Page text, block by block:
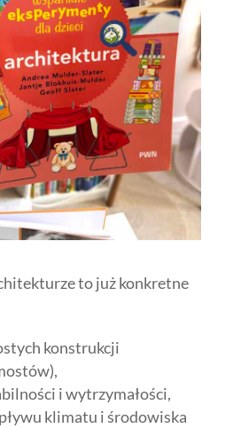
to już konkretne
konstrukcji
i wytrzymałości,
klimatu i środowiska